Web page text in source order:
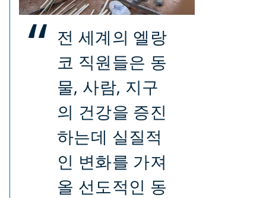
전 세계의 엘랑
코 직원들은 동
물, 사람, 지구
의 건강을 증진
하는데 실질적
인 변화를 가져
올 선도적인 동